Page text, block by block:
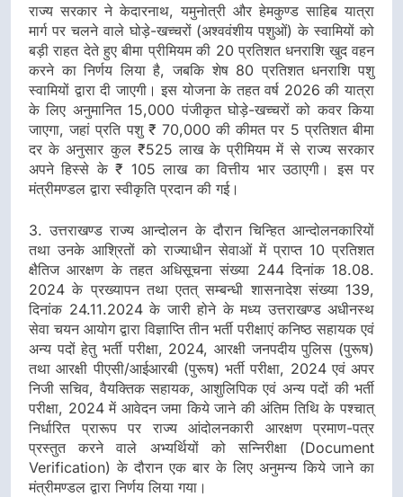
राज्य सरकार ने केदारनाथ, यमुनोत्री और हेमकुण्ड साहिब यात्रा
मार्ग पर चलने वाले घोड़े-खच्चरों (अश्ववंशीय पशुओं) के स्वामियों को
बड़ी राहत देते हुए बीमा प्रीमियम की 20 प्रतिशत धनराशि खुद वहन
करने का निर्णय लिया है, जबकि शेष 80 प्रतिशत धनराशि पशु
स्वामियों द्वारा दी जाएगी। इस योजना के तहत वर्ष 2026 की यात्रा
के लिए अनुमानित 15,000 पंजीकृत घोड़े-खच्चरों को कवर किया
जाएगा, जहां प्रति पशु ₹ 70,000 की कीमत पर 5 प्रतिशत बीमा
दर के अनुसार कुल ₹525 लाख के प्रीमियम में से राज्य सरकार
अपने हिस्से के ₹ 105 लाख का वित्तीय भार उठाएगी। इस पर
मंत्रीमण्डल द्वारा स्वीकृति प्रदान की गई।
3. उत्तराखण्ड राज्य आन्दोलन के दौरान चिन्हित आन्दोलनकारियों
तथा उनके आश्रितों को राज्याधीन सेवाओं में प्राप्त 10 प्रतिशत
क्षैतिज आरक्षण के तहत अधिसूचना संख्या 244 दिनांक 18.08.
2024 के प्रख्यापन तथा एतत् सम्बन्धी शासनादेश संख्या 139,
दिनांक 24.11.2024 के जारी होने के मध्य उत्तराखण्ड अधीनस्थ
सेवा चयन आयोग द्वारा विज्ञाप्ति तीन भर्ती परीक्षाएं कनिष्ठ सहायक एवं
अन्य पदों हेतु भर्ती परीक्षा, 2024, आरक्षी जनपदीय पुलिस (पुरूष)
तथा आरक्षी पीएसी/आईआरबी (पुरूष) भर्ती परीक्षा, 2024 एवं अपर
निजी सचिव, वैयक्तिक सहायक, आशुलिपिक एवं अन्य पदों की भर्ती
परीक्षा, 2024 में आवेदन जमा किये जाने की अंतिम तिथि के पश्चात्
निर्धारित प्रारूप पर राज्य आंदोलनकारी आरक्षण प्रमाण-पत्र
प्रस्तुत करने वाले अभ्यर्थियों को सन्निरीक्षा (Document
Verification) के दौरान एक बार के लिए अनुमन्य किये जाने का
मंत्रीमण्डल द्वारा निर्णय लिया गया।